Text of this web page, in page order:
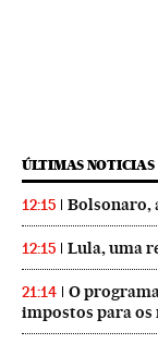
ÚLTIMAS NOTICIAS
12:15 Bolsonaro,
12:15 Lula, uma
21:14
O
impostos para os